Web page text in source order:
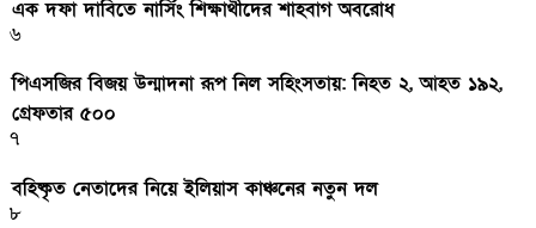
এক দফা দাবিতে নার্সিং শিক্ষার্থীদের শাহবাগ অবরোধ
৬
পিএসজির বিজয় উন্মাদনা রূপ নিল সহিংসতায়: নিহত ২, আহত ১৯২,
গ্রেফতার ৫০০
৭
বহিষ্কৃত নেতাদের নিয়ে ইলিয়াস কাঞ্চনের নতুন দল
৮